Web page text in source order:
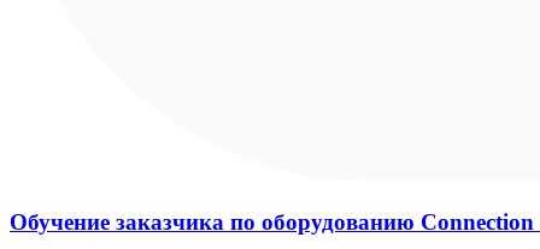
Обучение заказчика по оборудованию Connection